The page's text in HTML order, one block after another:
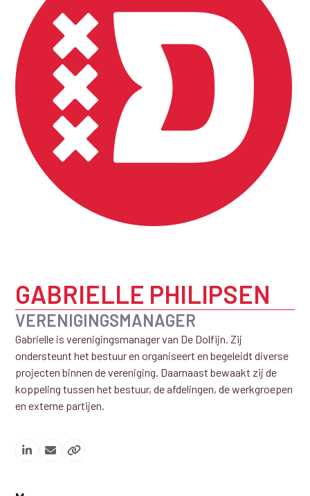
GABRIELLE PHILIPSEN
VERENIGINGSMANAGER
Gabrielle is verenigingsmanager van De Dolfijn. Zij
ondersteunt het bestuur en organiseert en begeleidt diverse
projecten binnen de vereniging. Daarnaast bewaakt zij de
koppeling tussen het bestuur, de afdelingen, de werkgroepen
en externe partijen.
LinkedinEmailWebsite